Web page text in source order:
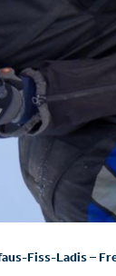
Fiss-Ladis –